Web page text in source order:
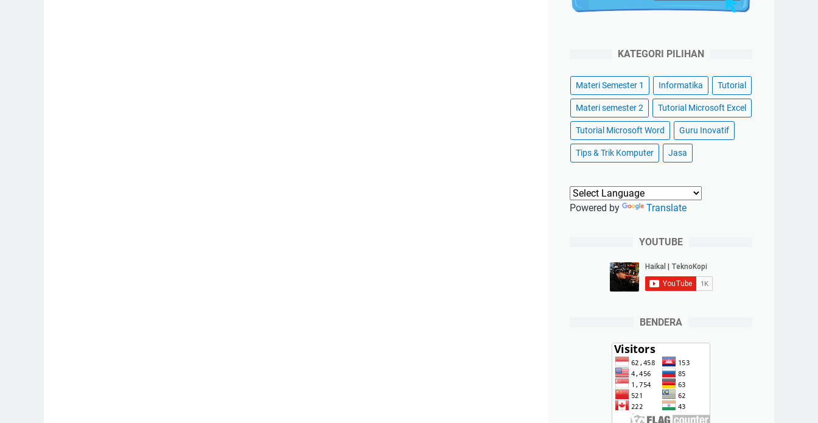
KATEGORI PILIHAN
Materi Semester 1 Informatika Tutorial
Materi semester 2 Tutorial Microsoft Excel
Tutorial Microsoft Word Guru Inovatif
Tips & Trik Komputer Jasa
Powered by Translate
YOUTUBE
BENDERA